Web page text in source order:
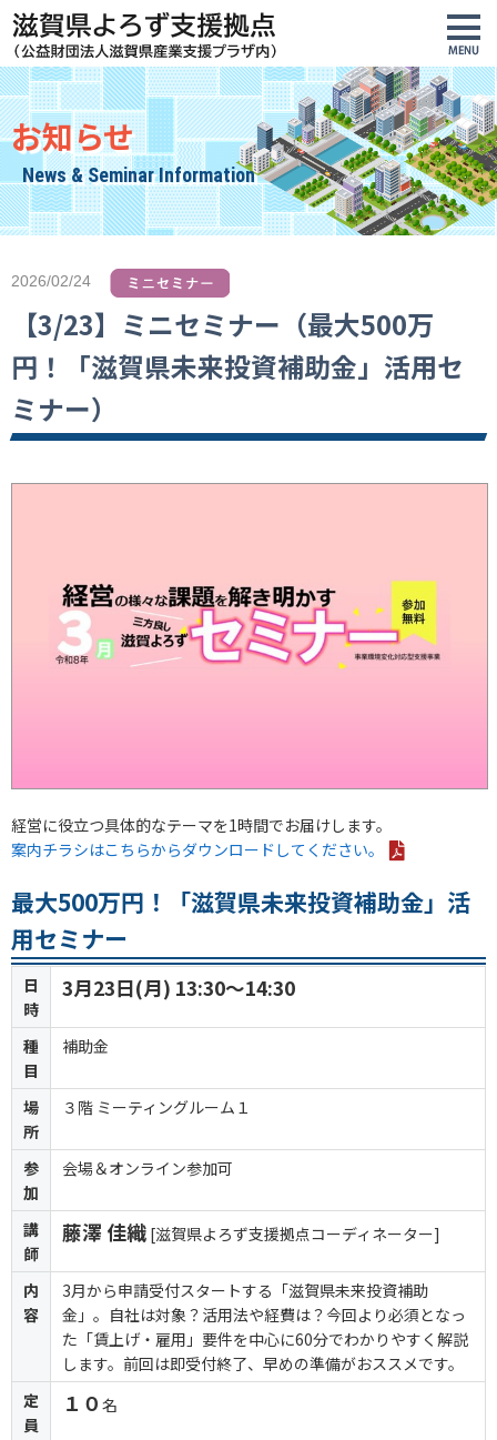
お知らせ
News & Seminar Information
2026/02/24
【3/23】ミニセミナー（最大500万
円！「滋賀県未来投資補助金」活用セ
ミナー）
経営に役立つ具体的なテーマを1時間でお届けします。
案内チラシはこちらからダウンロードしてください。
最大500万円！「滋賀県未来投資補助金」活
用セミナー
日
時
3月23日(月) 13:30～14:30
種
目
補助金
場
所
３階 ミーティングルーム１
参
加
会場＆オンライン参加可
講
師
藤澤 佳織 [滋賀県よろず支援拠点コーディネーター]
内
容
3月から申請受付スタートする「滋賀県未来投資補助
金」。自社は対象？活用法や経費は？今回より必須となっ
た「賃上げ・雇用」要件を中心に60分でわかりやすく解説
します。前回は即受付終了、早めの準備がおススメです。
定
員
１０ 名